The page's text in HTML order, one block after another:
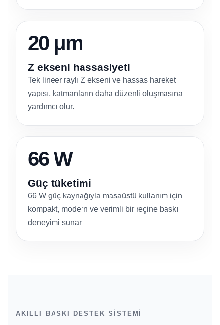
20 μm
Z ekseni hassasiyeti
Tek lineer raylı Z ekseni ve hassas hareket
yapısı, katmanların daha düzenli oluşmasına
yardımcı olur.
66 W
Güç tüketimi
66 W güç kaynağıyla masaüstü kullanım için
kompakt, modern ve verimli bir reçine baskı
deneyimi sunar.
AKILLI BASKI DESTEK SISTEMI